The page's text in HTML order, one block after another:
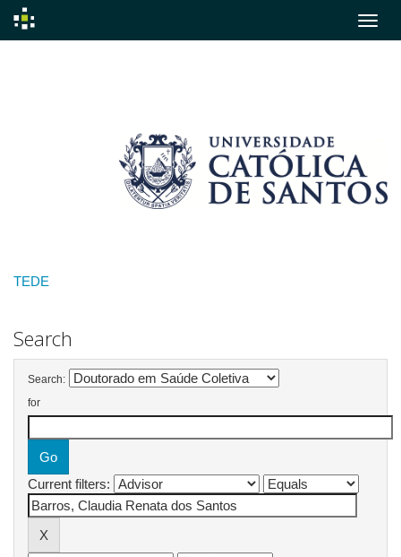
TEDE
Search
Search:
for
Current filters: